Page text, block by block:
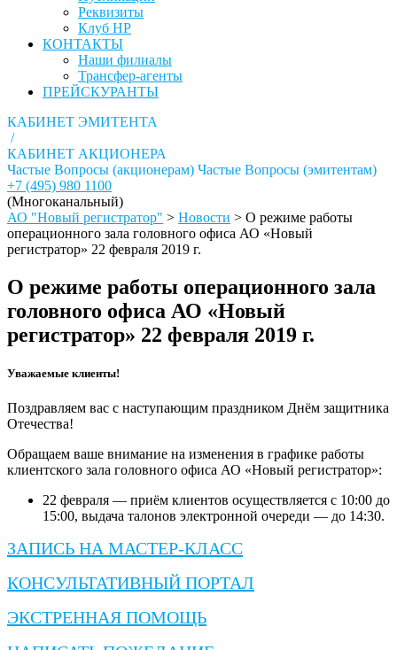
Реквизиты
Клуб НР
КОНТАКТЫ
Наши филиалы
Трансфер-агенты
ПРЕЙСКУРАНТЫ
КАБИНЕТ ЭМИТЕНТА
/
КАБИНЕТ АКЦИОНЕРА
Частые Вопросы (акционерам) Частые Вопросы (эмитентам)
+7 (495) 980 1100
(Многоканальный)
АО "Новый регистратор" > Новости > О режиме работы
операционного зала головного офиса АО «Новый
регистратор» 22 февраля 2019 г.
О режиме работы операционного зала
головного офиса АО «Новый
регистратор» 22 февраля 2019 г.
Уважаемые клиенты!
Поздравляем вас с наступающим праздником Днём защитника
Отечества!
Обращаем ваше внимание на изменения в графике работы
клиентского зала головного офиса АО «Новый регистратор»:
22 февраля — приём клиентов осуществляется с 10:00 до
15:00, выдача талонов электронной очереди — до 14:30.
ЗАПИСЬ НА МАСТЕР-КЛАСС
КОНСУЛЬТАТИВНЫЙ ПОРТАЛ
ЭКСТРЕННАЯ ПОМОЩЬ